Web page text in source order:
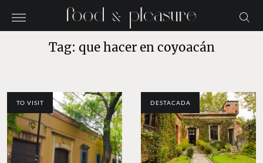
Tag: que hacer en coyoacán
TO VISIT DESTACADA